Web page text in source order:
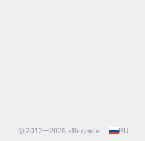
© 2012—2026 «Яндекс» RU